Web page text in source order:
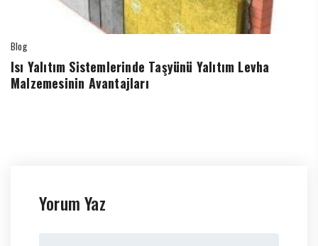
Blog
Isı Yalıtım Sistemlerinde Taşyünü Yalıtım Levha
Malzemesinin Avantajları
Yorum Yaz